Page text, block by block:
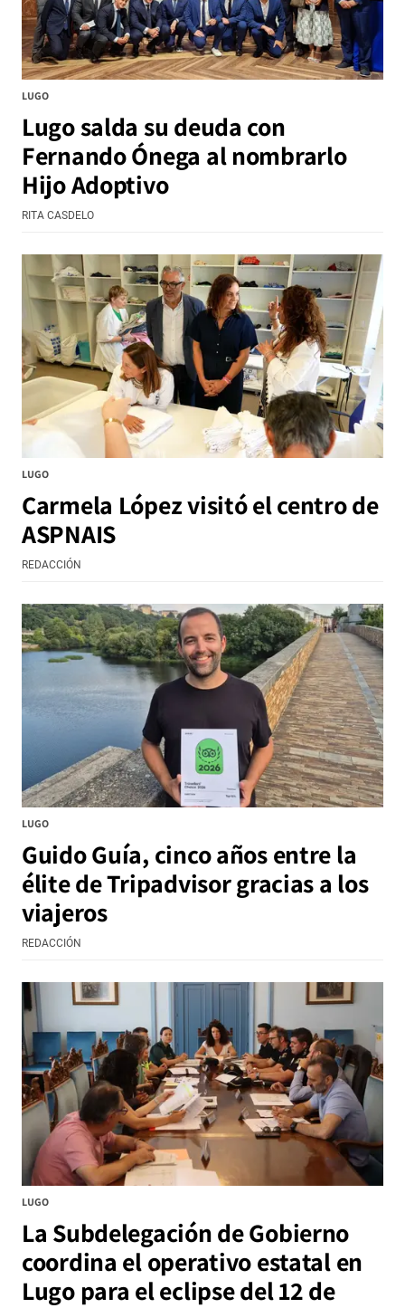
LUGO
Lugo salda su deuda con
Fernando Ónega al nombrarlo
Hijo Adoptivo
RITA CASDELO
LUGO
Carmela López visitó el centro de
ASPNAIS
REDACCIÓN
LUGO
Guido Guía, cinco años entre la
élite de Tripadvisor gracias a los
viajeros
REDACCIÓN
LUGO
La Subdelegación de Gobierno
coordina el operativo estatal en
Lugo para el eclipse del 12 de